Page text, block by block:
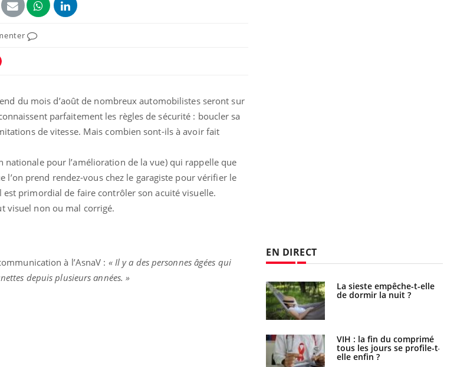
du mois d’août de nombreux automobilistes seront sur
parfaitement les règles de sécurité : boucler sa
de vitesse. Mais combien sont-ils à avoir fait
nationale pour l’amélioration de la vue) qui rappelle que
prend rendez-vous chez le garagiste pour vérifier le
primordial de faire contrôler son acuité visuelle.
visuel non ou mal corrigé.
à l’AsnaV : « Il y a des personnes âgées qui
depuis plusieurs années. »
EN DIRECT
oublier les La sieste empêche-t-elle
de dormir la nuit ?
VIH : la fin du comprimé
tous les jours se profile-t-
elle enfin ?